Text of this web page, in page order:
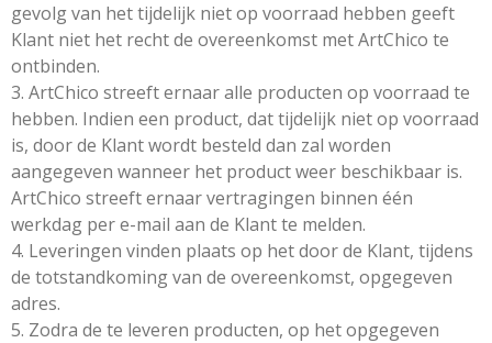
gevolg van het tijdelijk niet op voorraad hebben geeft
Klant niet het recht de overeenkomst met ArtChico te
ontbinden.
3. ArtChico streeft ernaar alle producten op voorraad te
hebben. Indien een product, dat tijdelijk niet op voorraad
is, door de Klant wordt besteld dan zal worden
aangegeven wanneer het product weer beschikbaar is.
ArtChico streeft ernaar vertragingen binnen één
werkdag per e-mail aan de Klant te melden.
4. Leveringen vinden plaats op het door de Klant, tijdens
de totstandkoming van de overeenkomst, opgegeven
adres.
5. Zodra de te leveren producten, op het opgegeven